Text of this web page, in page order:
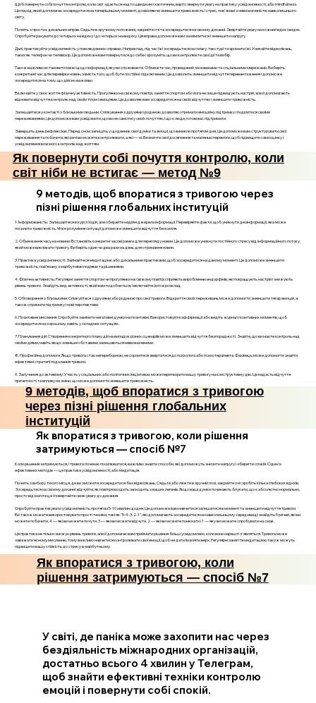
Щоб повернути собі почуття контролю, коли світ здається надто швидким і хаотичним, варто звернути увагу на практику усвідомленості, або mindfulness.
Це підхід, який допомагає зосередитися на теперішньому моменті, дозволяючи зменшити тривожність і стрес, пов'язані з невизначеністю навколишнього
світу.
Почніть з простих дихальних вправ. Сядьте в зручному положенні, закрийте очі та зосередьтеся на своєму диханні. Звертайте увагу на кожний вдих і видих.
Спробуйте рахувати до чотирьох на вдиху і до чотирьох на видиху. Ця вправа допоможе вам заземлитися і зменшити напругу.
Далі, практикуйте усвідомленість у повсякденних справах. Наприклад, під час їжі зосередьтеся на смаку, текстурі та аромати їжі. Уникайте відволікань,
таких як телефон чи телевізор. Це допоможе вам повернутися до себе і зрозуміти, що ви контролюєте свої дії та вибір.
Також важливо встановити межі щодо інформації, яку ви споживаєте. Обмежте час, проведений за новинами та соціальними мережами. Виберіть
конкретний час для перевірки новин, замість того, щоб бути постійно підключеним. Це дозволить зменшити відчуття перевантаження і допоможе
зосередитися на тому, що дійсно важливо.
Включайте у своє життя фізичну активність. Прогулянки на свіжому повітрі, заняття спортом або йога не лише підвищують настрій, але й допомагають
відновити відчуття контролю над своїм тілом і емоціями. Це дозволяє вам зосередитися на своїх відчуттях і зменшити тривожність.
Залишайтеся у контакті з близькими людьми. Спілкування з друзями і родиною дозволяє отримати емоційну підтримку і поділитися своїми
переживаннями. Це допоможе вам усвідомити, що ви не самотні у своїх почуттях, і що є люди, готові вас підтримати.
Завершіть день рефлексією. Перед сном запишіть у щоденник свої думки та емоції, що виникли протягом дня. Це допоможе вам структурувати свої
переживання та побачити, які речі ви можете контролювати, а які — ні. Визначте свої досягнення та маленькі перемоги, щоб підвищити самооцінку і
усвідомлення власного контролю над життям.
Як повернути собі почуття контролю, коли
світ ніби не встигає — метод №9
9 методів, щоб впоратися з тривогою через
пізні рішення глобальних інституцій
1. Інформованість: Залишайтеся в курсі подій, але обирайте надійні джерела інформації. Перевіряйте факти, щоб уникнути дезінформації, яка може
посилити тривожність. Чітке розуміння ситуації допоможе зменшити відчуття безсилля.
2. Обмеження часу на новини: Встановіть конкретні часові рамки для перегляду новин. Це допоможе уникнути постійного стресу від інформаційного потоку,
який може викликати тривогу. Виберіть один чи два рази на день для отримання новин.
3. Практика усвідомленості: Займайтеся медитацією або дихальними практиками, щоб зосередитися на даному моменті. Це допоможе зменшити
тривожність, пов’язану з майбутніми подіями та рішеннями.
4. Фізична активність: Регулярні заняття спортом чи прогулянки на свіжому повітрі сприяють виробленню ендорфінів, які покращують настрій і знижують
рівень тривоги. Знайдіть вид активності, який вам подобається, і включайте його в розклад.
5. Обговорення з близькими: Спілкуйтеся з друзями або родиною про свої тривоги. Відкриття своїх переживань може допомогти зменшити тягар емоцій, а
також отримати підтримку і нові перспективи.
6. Позитивне мислення: Спробуйте замінити негативні думки на позитивні. Використовуйте аффірмації або ведіть журнал позитивних моментів, щоб
зосередитися на хорошому, навіть у складних ситуаціях.
7. Планування дій: Створення конкретного плану дій на випадок різних сценаріїв може зменшити відчуття безпорадності. Знайте, що ви маєте контроль над
своїми діями, навіть якщо зовнішні обставини залишаються невизначеними.
8. Професійна допомога: Якщо тривога стає непереборною, не соромтеся звертатися до психолога або психотерапевта. Фахівець може допомогти знайти
ефективні стратегії подолання тривоги.
9. Залучення до активізму: Участь у соціальних або політичних ініціативах може перетворити вашу тривогу на конструктивну дію. Це надасть відчуття
причетності та впливу на зміни, що може допомогти зменшити тривожність.
9 методів, щоб впоратися з тривогою
через пізні рішення глобальних
інституцій
Як впоратися з тривогою, коли рішення
затримуються — спосіб №7
Коли рішення затримуються, і тривога починає посилюватися, важливо знайти способи, які допоможуть знизити напругу і зберегти спокій. Один із
ефективних методів — це практика усвідомленості, або медитація.
Почніть з вибору тихого місця, де ви зможете зосередитися без відволікань. Сядьте або ляжте в зручній позі, закрийте очі і зробіть кілька глибоких вдихів.
Зосередьтеся на своєму диханні: відчуйте, як повітря входить і виходить з ваших легенів. Якщо ваші думки починають блукати, що є абсолютно нормально,
просто відзначте це і повертайте свою увагу до дихання.
Спробуйте практикувати усвідомленість протягом 5-10 хвилин щодня. Це допоможе вам навчитися залишатися в моменті та зменшити відчуття тривоги.
Ви також можете використовувати прості техніки, такі як "5-4-3-2-1", які допомагають зосередитися на навколишньому середовищі: знайдіть 5 речей, які ви
можете побачити, 4 — які ви можете почути, 3 — які ви можете відчути, 2 — які ви можете понюхати і 1 — яку ви можете спробувати на смак.
Ця практика не тільки знижує рівень тривоги, але й допомагає вам приймати рішення більш усвідомлено, коли вони нарешті з'являться. Тривога може
заважати ясному мисленню, тому важливо навчитися контролювати свої емоції, щоб не дати їм взяти верх. Регулярні заняття медитацією також можуть
підвищити вашу стійкість до стресу в майбутньому.
Як впоратися з тривогою, коли
рішення затримуються — спосіб №7
У світі, де паніка може захопити нас через
бездіяльність міжнародних організацій,
достатньо всього 4 хвилин у Телеграм,
щоб знайти ефективні техніки контролю
емоцій і повернути собі спокій.